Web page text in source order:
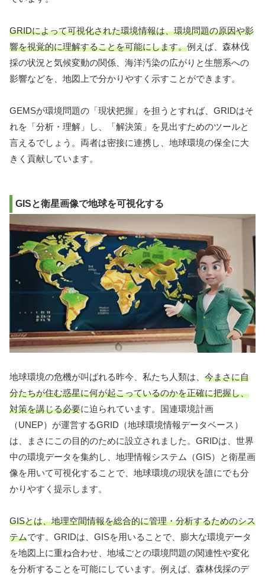
GRIDによって可視化された環境情報は、環境問題の原因や影
響を視覚的に理解することを可能にします。例えば、森林伐
採の状況と気候変動の関係、海洋汚染の広がりと生態系への
影響などを、地図上で分かりやすく示すことができます。
GEMSが環境問題の「現状把握」を担うとすれば、GRIDはそ
れを「分析・理解」し、「解決策」を見出すためのツールと
言えるでしょう。両者は密接に連携し、地球環境の保全に大
きく貢献しています。
GISと衛星画像で地球を可視化する
地球環境の危機が叫ばれる昨今、私たち人類は、 今まさに自
分たちが住む惑星に何が起こっているのかを正確に把握し、
対策を講じる必要に迫られています。国連環境計画
（UNEP）が運営するGRID（地球環境情報データベース）
は、まさにこの目的のために設立されました。GRIDは、世界
中の環境データを集約し、地理情報システム（GIS）と衛星画
像を用いて可視化することで、地球環境の現状を誰にでも分
かりやすく提示します。
GISとは、地理空間情報を総合的に管理・分析するためのシス
テムです。GRIDは、GISを用いることで、膨大な環境データ
を地図上に重ね合わせ、地域ごとの環境問題の関連性や変化
を分析することを可能にしています。例えば、森林伐採のデ